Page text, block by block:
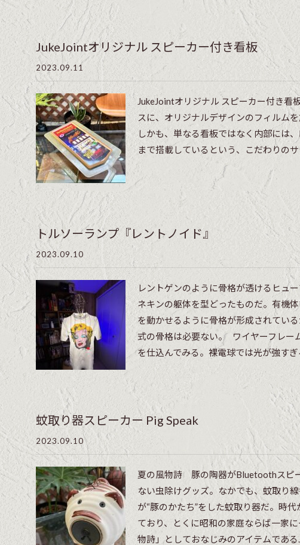
JukeJointオリジナル スピーカー付き看板
2023.09.11
JukeJointオリジナル スピーカー付き看
スに、オリジナルデザインのフィルム
しかも、単なる看板ではなく内部には
まで搭載しているという、こだわりの
トルソーランプ『レントノイド』
2023.09.10
レントゲンのように骨格が透けるヒュ
ネキンの躯体を型どったものだ。有機
を動かせるように骨格が形成されてい
式の骨格は必要ない。 ワイヤーフレー
を仕込んでみる。裸電球では光が強すぎ
蚊取り器スピーカー Pig Speak
2023.09.10
夏の風物詩 豚の陶器がBluetoothスピ
ない虫除けグッズ。なかでも、蚊取り
が“豚のかたち”をした蚊取り器だ。時
ており、とくに昭和の家庭ならば一家
物詩」としておなじみのアイテムである